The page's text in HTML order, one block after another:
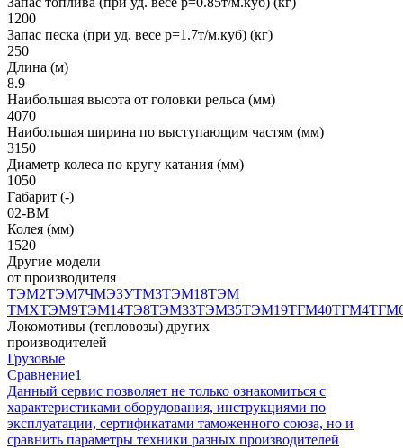
1200
Запас песка (при уд. весе р=1.7т/м.куб) (кг)
250
Длина (м)
8.9
Наибольшая высота от головки рельса (мм)
4070
Наибольшая ширина по выступающим частям (мм)
3150
Диаметр колеса по кругу катания (мм)
1050
Габарит (-)
02-ВМ
Колея (мм)
1520
Другие модели
от производителя
ТЭМ2ТЭМ7ЧМЭЗУТМ3ТЭМ18ТЭМ
ТМХТЭМ9ТЭМ14ТЭ8ТЭМ33ТЭМ35ТЭМ19ТГМ40ТГМ4
Локомотивы (тепловозы) других
производителей
Грузовые
Сравнение1
Данный сервис позволяет не только ознакомиться с
характеристиками оборудования, инструкциями по
эксплуатации, сертификатами таможенного союза, но и
сравнить параметры техники разных производителей